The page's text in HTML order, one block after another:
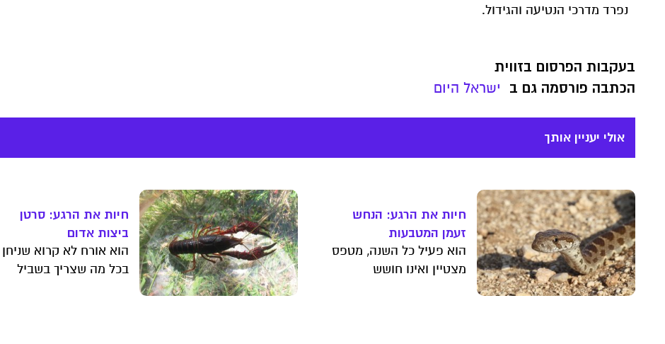
נפרד מדרכי הנטיעה והגידול.
בעקבות הפרסום בזווית
הכתבה פורסמה גם ב ישראל היום
אולי יעניין אותך
חיות את הרגע: הנחש
זעמן המטבעות
הוא פעיל כל השנה, מטפס
מצטיין ואינו חושש
חיות את הרגע: סרטן
ביצות אדום
הוא אורח לא קרוא שניחן
בכל מה שצריך בשביל